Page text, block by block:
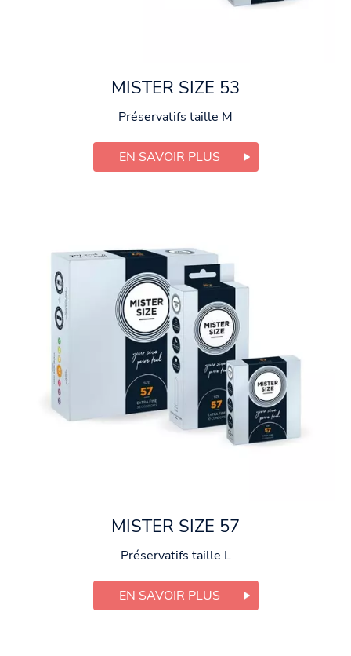
MISTER SIZE 53
Préservatifs taille M
EN SAVOIR PLUS
MISTER SIZE 57
Préservatifs taille L
EN SAVOIR PLUS